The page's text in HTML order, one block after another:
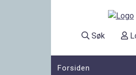
Søk
Forsiden